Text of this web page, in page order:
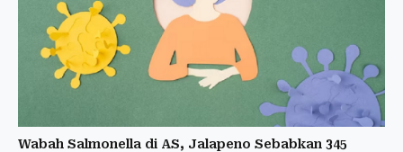
Wabah Salmonella di AS, Jalapeno Sebabkan 345